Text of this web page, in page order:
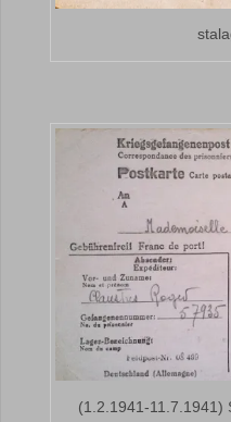
(1.2.1941-11.7.1941)